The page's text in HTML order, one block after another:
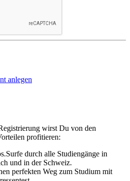
anlegen
wirst Du von den
profitieren:
Surfe durch alle Studiengänge in
und in der Schweiz.
perfekten Weg zum Studium mit